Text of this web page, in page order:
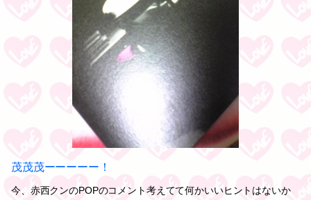
茂茂茂ーーーーー！
今、赤西クンのPOPのコメント考えてて何かいいヒントはないか